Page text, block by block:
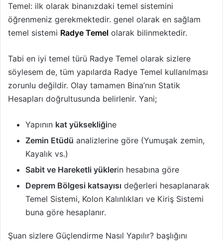
Temel: ilk olarak binanızdaki temel sistemini
öğrenmeniz gerekmektedir. genel olarak en sağlam
temel sistemi Radye Temel olarak bilinmektedir.
Tabi en iyi temel türü Radye Temel olarak sizlere
söylesem de, tüm yapılarda Radye Temel kullanılması
zorunlu değildir. Olay tamamen Bina’nın Statik
Hesapları doğrultusunda belirlenir. Yani;
Yapının kat yüksekliğine
Zemin Etüdü analizlerine göre (Yumuşak zemin,
Kayalık vs.)
Sabit ve Hareketli yüklerin hesabına göre
Deprem Bölgesi katsayısı değerleri hesaplanarak
Temel Sistemi, Kolon Kalınlıkları ve Kiriş Sistemi
buna göre hesaplanır.
Şuan sizlere Güçlendirme Nasıl Yapılır? başlığını